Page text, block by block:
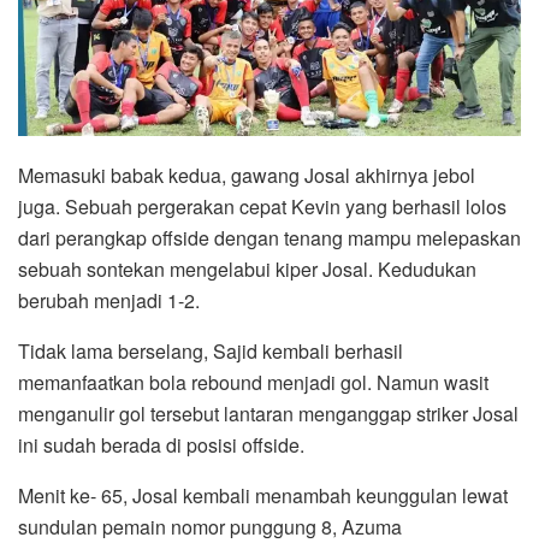
Memasuki babak kedua, gawang Josal akhirnya jebol
juga. Sebuah pergerakan cepat Kevin yang berhasil lolos
dari perangkap offside dengan tenang mampu melepaskan
sebuah sontekan mengelabui kiper Josal. Kedudukan
berubah menjadi 1-2.
Tidak lama berselang, Sajid kembali berhasil
memanfaatkan bola rebound menjadi gol. Namun wasit
menganulir gol tersebut lantaran menganggap striker Josal
ini sudah berada di posisi offside.
Menit ke- 65, Josal kembali menambah keunggulan lewat
sundulan pemain nomor punggung 8, Azuma